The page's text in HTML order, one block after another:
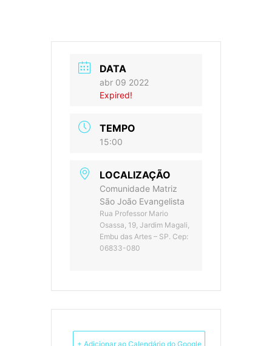
DATA
abr 09 2022
Expired!
TEMPO
15:00
LOCALIZAÇÃO
Comunidade Matriz
São João Evangelista
Rua Professor Mario
Osassa, 19, Jardim Magali,
Embu das Artes – SP. Cep:
06833-080
+ Adicionar ao Calendário do Google